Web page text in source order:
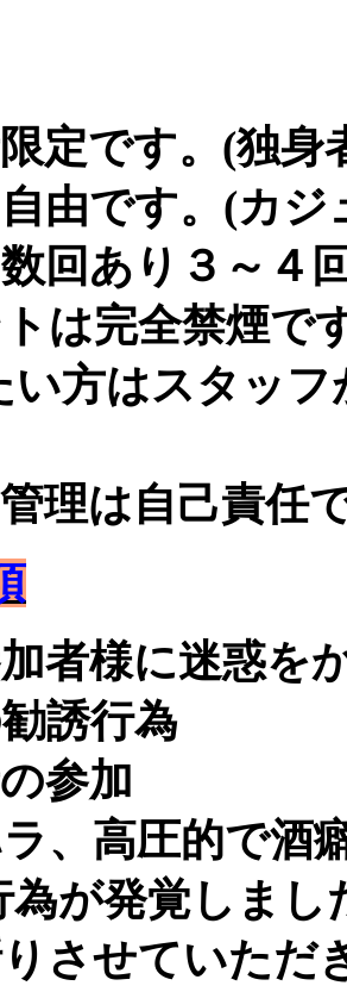
限定です。(独
自由です。(カ
数回あり３～４
トは完全禁煙で
方はスタッフ
管理は自己責任
加者様に迷惑を
誘行為
参加
ラ、高圧的で酒
が発覚しまし
させていただ